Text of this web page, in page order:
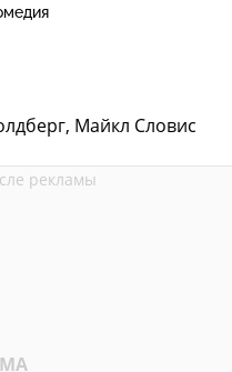
Майкл Словис